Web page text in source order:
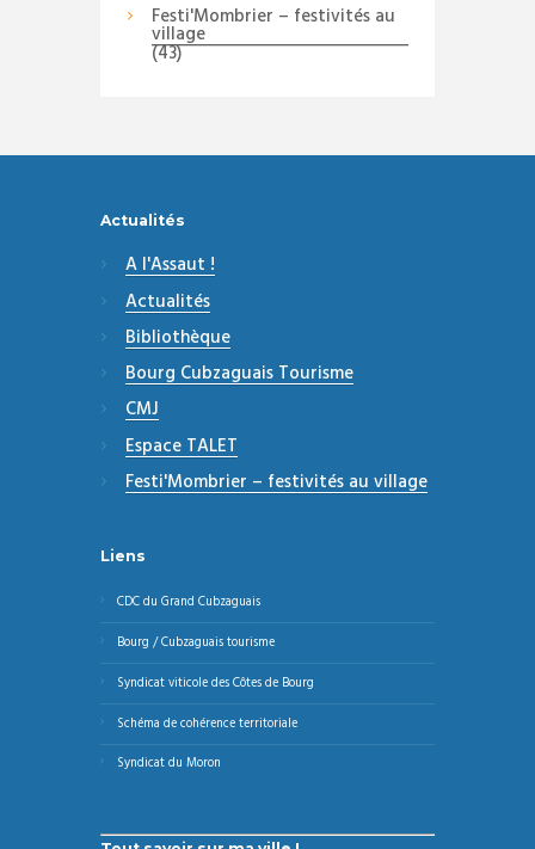
Festi'Mombrier – festivités au
village
(43)
Actualités
A l'Assaut !
Actualités
Bibliothèque
Bourg Cubzaguais Tourisme
CMJ
Espace TALET
Festi'Mombrier – festivités au village
Liens
CDC du Grand Cubzaguais
Bourg / Cubzaguais tourisme
Syndicat viticole des Côtes de Bourg
Schéma de cohérence territoriale
Syndicat du Moron